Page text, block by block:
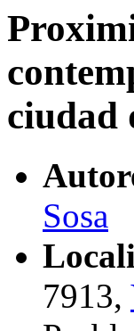
ciudad
Sosa
7913,